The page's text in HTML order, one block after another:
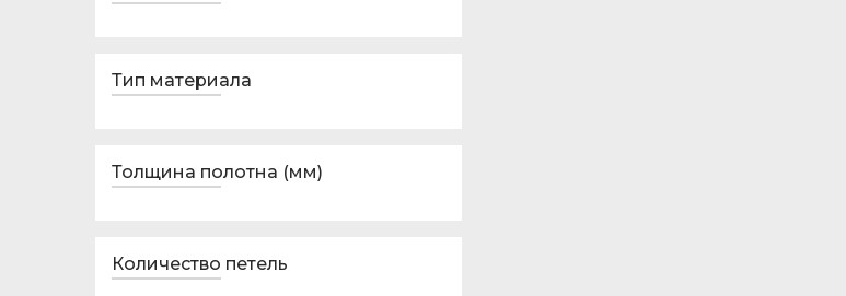
Тип материала
Толщина полотна (мм)
Количество петель